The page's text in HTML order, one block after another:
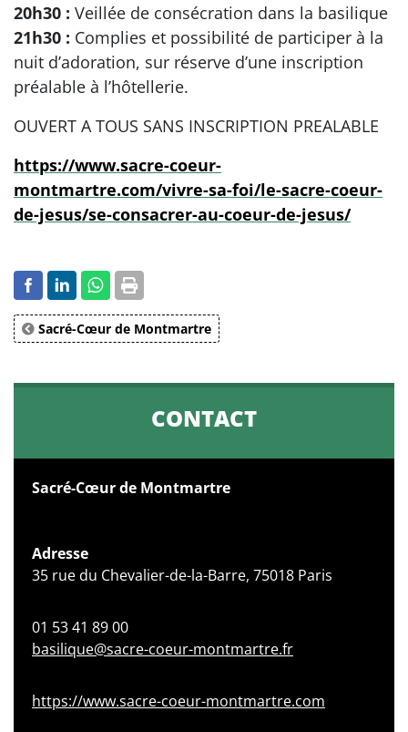
20h30 : Veillée de consécration dans la basilique
21h30 : Complies et possibilité de participer à la
nuit d’adoration, sur réserve d’une inscription
préalable à l’hôtellerie.
OUVERT A TOUS SANS INSCRIPTION PREALABLE
https://www.sacre-coeur-
montmartre.com/vivre-sa-foi/le-sacre-coeur-
de-jesus/se-consacrer-au-coeur-de-jesus/
Sacré-Cœur de Montmartre
CONTACT
Sacré-Cœur de Montmartre
Adresse
35 rue du Chevalier-de-la-Barre, 75018 Paris
01 53 41 89 00
basilique@sacre-coeur-montmartre.fr
https://www.sacre-coeur-montmartre.com